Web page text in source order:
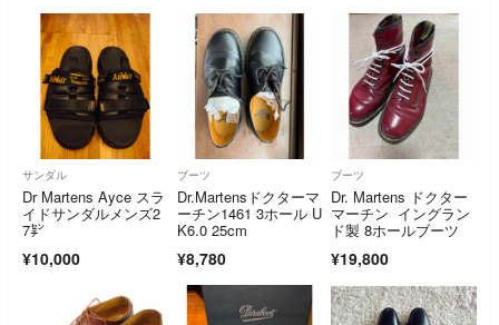
イズUS11=29cm 正規
品 / 55737
サンダル
Dr Martens Ayce スラ
イドサンダルメンズ2
7㌢
¥10,000
ブーツ
Dr.Martensドクターマ
ーチン1461 3ホール U
K6.0 25cm
¥8,780
ブーツ
Dr. Martens ドクター
マーチン イングラン
ド製 8ホールブーツ
¥19,800